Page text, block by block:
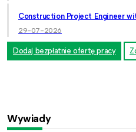
Construction Project Engineer
29-07-2026
Dodaj bezpłatnie ofertę pracy
Wywiady